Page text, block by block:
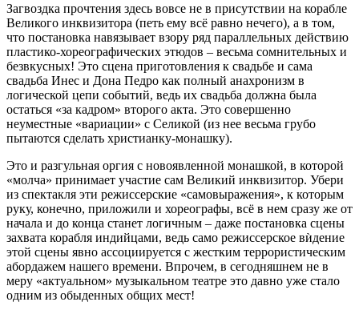
Загвоздка прочтения здесь вовсе не в присутствии на корабле
Великого инквизитора (петь ему всё равно нечего), а в том,
что постановка навязывает взору ряд параллельных действию
пластико-хореографических этюдов – весьма сомнительных и
безвкусных! Это сцена приготовления к свадьбе и сама
свадьба Инес и Дона Педро как полный анахронизм в
логической цепи событий, ведь их свадьба должна была
остаться «за кадром» второго акта. Это совершенно
неуместные «вариации» с Селикой (из нее весьма грубо
пытаются сделать христианку-монашку).
Это и разгульная оргия с новоявленной монашкой, в которой
«молча» принимает участие сам Великий инквизитор. Убери
из спектакля эти режиссерские «самовыражения», к которым
руку, конечно, приложили и хореографы, всё в нем сразу же от
начала и до конца станет логичным – даже постановка сцены
захвата корабля индийцами, ведь само режиссерское вѝдение
этой сцены явно ассоциируется с жестким террористическим
абордажем нашего времени. Впрочем, в сегодняшнем не в
меру «актуальном» музыкальном театре это давно уже стало
одним из обыденных общих мест!